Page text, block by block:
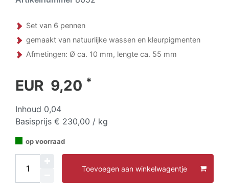
Set van 6 pennen
gemaakt van natuurlijke wassen en kleurpigmenten
Afmetingen: Ø ca. 10 mm, lengte ca. 55 mm
EUR 9,20 *
Inhoud 0,04
Basisprijs € 230,00 / kg
op voorraad
Toevoegen aan winkelwagentje